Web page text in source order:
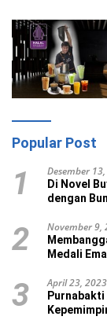
Popular Post
1 Desember
Di Novel
dengan
2 November 9,
Medali
3 April 23, 2023